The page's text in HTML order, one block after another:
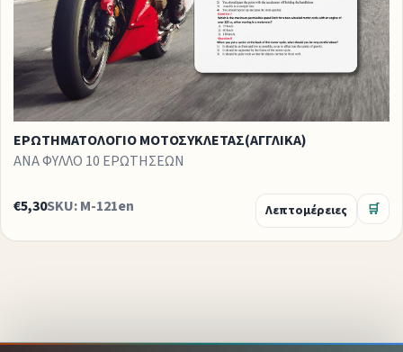
ΕΡΩΤΗΜΑΤΟΛΟΓΙΟ ΜΟΤΟΣΥΚΛΕΤΑΣ(ΑΓΓΛΙΚΑ)
ΑΝΑ ΦΥΛΛΟ 10 ΕΡΩΤΗΣΕΩΝ
€5,30SKU: M-121en Λεπτομέρειες 🛒